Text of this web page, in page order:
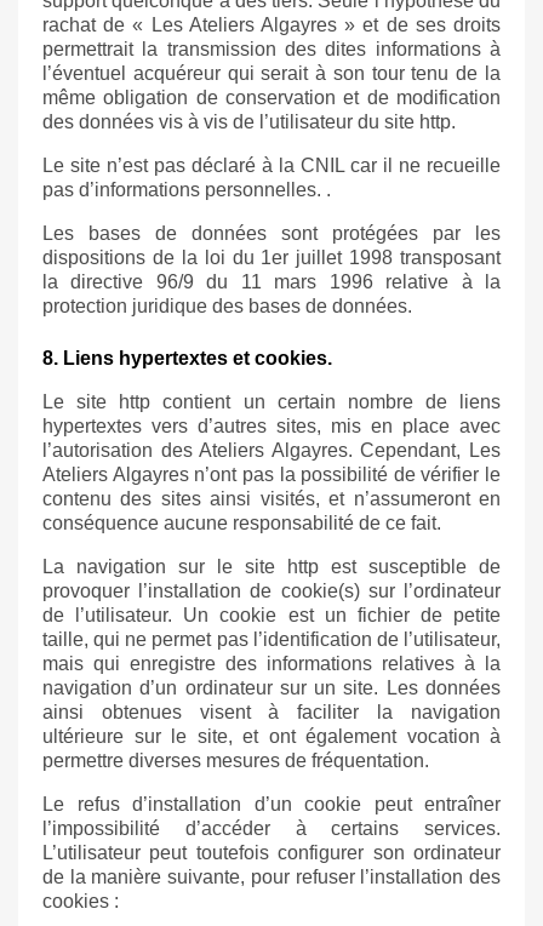
rachat de « Les Ateliers Algayres » et de ses droits
permettrait la transmission des dites informations à
l’éventuel acquéreur qui serait à son tour tenu de la
même obligation de conservation et de modification
des données vis à vis de l’utilisateur du site http.
Le site n’est pas déclaré à la CNIL car il ne recueille
pas d’informations personnelles. .
Les bases de données sont protégées par les
dispositions de la loi du 1er juillet 1998 transposant
la directive 96/9 du 11 mars 1996 relative à la
protection juridique des bases de données.
8. Liens hypertextes et cookies.
Le site http contient un certain nombre de liens
hypertextes vers d’autres sites, mis en place avec
l’autorisation des Ateliers Algayres. Cependant, Les
Ateliers Algayres n’ont pas la possibilité de vérifier le
contenu des sites ainsi visités, et n’assumeront en
conséquence aucune responsabilité de ce fait.
La navigation sur le site http est susceptible de
provoquer l’installation de cookie(s) sur l’ordinateur
de l’utilisateur. Un cookie est un fichier de petite
taille, qui ne permet pas l’identification de l’utilisateur,
mais qui enregistre des informations relatives à la
navigation d’un ordinateur sur un site. Les données
ainsi obtenues visent à faciliter la navigation
ultérieure sur le site, et ont également vocation à
permettre diverses mesures de fréquentation.
Le refus d’installation d’un cookie peut entraîner
l’impossibilité d’accéder à certains services.
L’utilisateur peut toutefois configurer son ordinateur
de la manière suivante, pour refuser l’installation des
cookies :